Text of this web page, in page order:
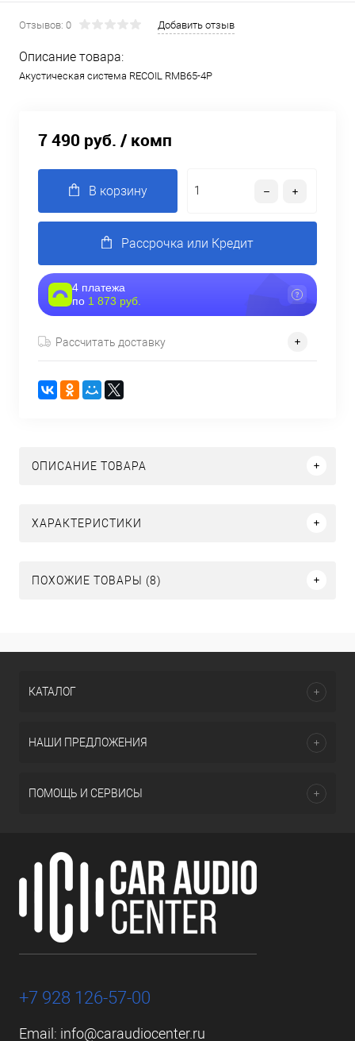
Отзывов: 0 Добавить отзыв
Описание товара:
Акустическая система RECOIL RMB65-4P
7 490 руб. / комп
В корзину
Рассрочка или Кредит
4 платежа
по 1 873 руб.
Рассчитать доставку
ОПИСАНИЕ ТОВАРА
ХАРАКТЕРИСТИКИ
ПОХОЖИЕ ТОВАРЫ (8)
КАТАЛОГ
НАШИ ПРЕДЛОЖЕНИЯ
ПОМОЩЬ И СЕРВИСЫ
+7 928 126-57-00
Email: info@caraudiocenter.ru